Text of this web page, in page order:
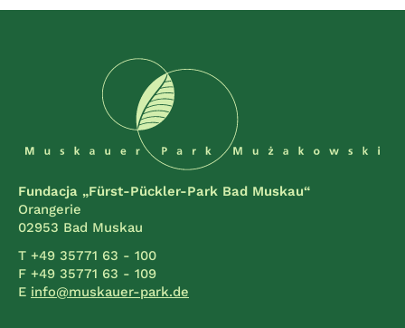
Fundacja „Fürst-Pückler-Park Bad Muskau“
Orangerie
02953 Bad Muskau
T +49 35771 63 - 100
F +49 35771 63 - 109
E info@muskauer-park.de